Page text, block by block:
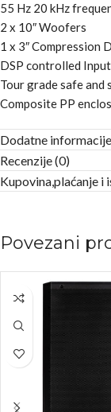
55 Hz 20 kHz
2 x 10″ Woofers
1 x 3″ Compression
DSP controlled
Tour grade safe and
Composite PP
Dodatne informacije
Recenzije (0)
Kupovina,plaćanje i
Povezani